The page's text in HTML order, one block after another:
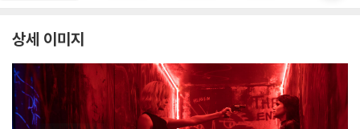
상세 이미지